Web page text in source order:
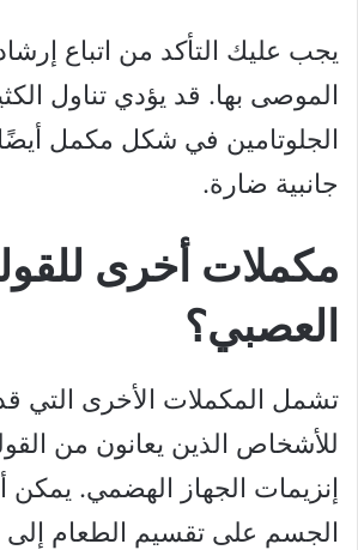
يجب عليك التأكد من اتباع
الموصى بها. قد يؤدي تناول
الجلوتامين في شكل مكمل أيضًا
جانبية ضارة.
مكملات أخرى
العصبي؟
تشمل المكملات الأخرى التي
للأشخاص الذين يعانون من
إنزيمات الجهاز الهضمي.
الجسم على تقسيم الطعام إلى